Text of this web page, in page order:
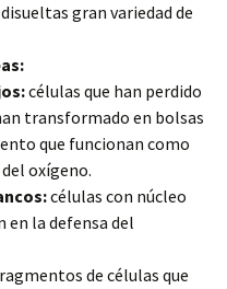
gran variedad de
células que han perdido
transformado en bolsas
que funcionan como
oxígeno.
células con núcleo
en la defensa del
de células que